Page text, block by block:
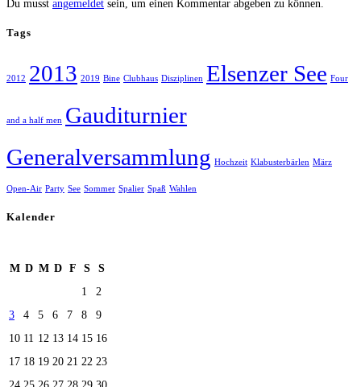
Du musst angemeldet sein, um einen Kommentar abgeben zu können.
Tags
2012 2013 2019 Bine Clubhaus Disziplinen Elsenzer See Four
and a half men Gauditurnier
Generalversammlung Hochzeit Klabusterbärlen März
Open-Air Party See Sommer Spalier Spaß Wahlen
Kalender
M D M D F S
S
1
2
3
4 5 6 7 8
9
10 11 12 13 14 15 16
17 18 19 20 21 22 23